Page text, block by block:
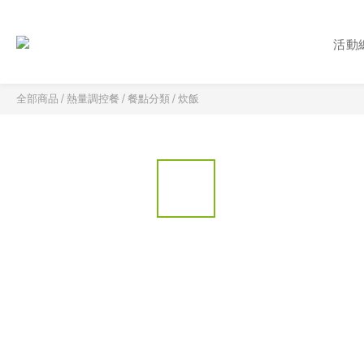
活動
全部商品 /熱量調控餐 / 餐點分類/炊飯